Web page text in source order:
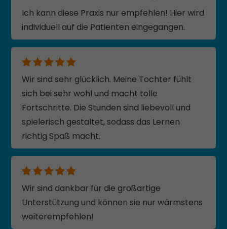
Ich kann diese Praxis nur empfehlen! Hier wird
individuell auf die Patienten eingegangen.
Wir sind sehr glücklich. Meine Tochter fühlt
sich bei sehr wohl und macht tolle
Fortschritte. Die Stunden sind liebevoll und
spielerisch gestaltet, sodass das Lernen
richtig Spaß macht.
Wir sind dankbar für die großartige
Unterstützung und können sie nur wärmstens
weiterempfehlen!